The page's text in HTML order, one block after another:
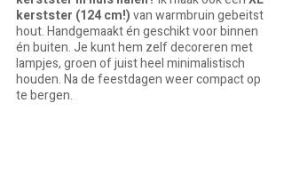
kerstster (124 cm!) van warmbruin gebeitst
hout. Handgemaakt én geschikt voor binnen
én buiten. Je kunt hem zelf decoreren met
lampjes, groen of juist heel minimalistisch
houden. Na de feestdagen weer compact op
te bergen.